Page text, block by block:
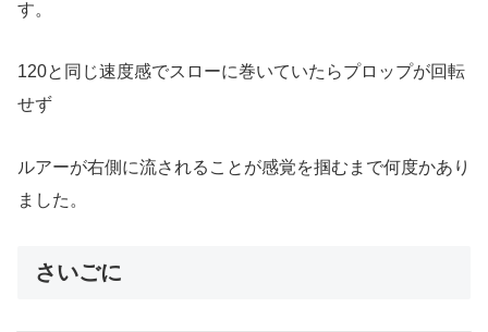
す。
120と同じ速度感でスローに巻いていたらプロップが回転
せず
ルアーが右側に流されることが感覚を掴むまで何度かあり
ました。
さいごに